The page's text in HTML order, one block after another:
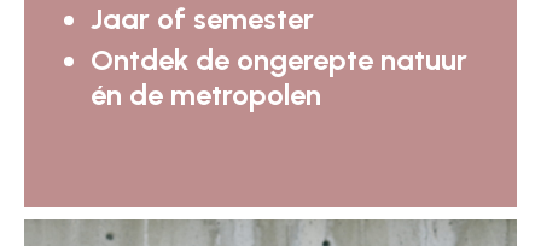
Jaar of semester
Ontdek de ongerepte natuur
én de metropolen